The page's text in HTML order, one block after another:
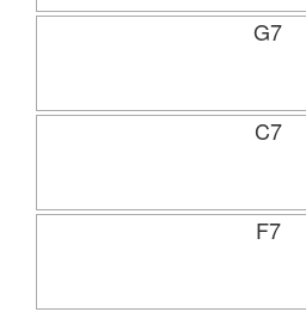
G7
C7
F7